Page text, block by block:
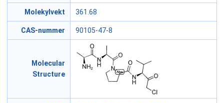
Molekylvekt 361.68
CAS-nummer 90105-47-8
Molecular
Structure